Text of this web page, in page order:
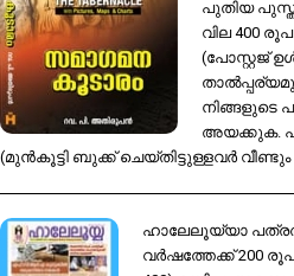
പുതിയ
വില 400
(പോസ്റ്റജ്
നിങ്ങളുടെ
അയക്കുക.
(മുൻകൂട്ടി ബുക്ക് ചെയ്തിട്ടുള്ളവർ
ഹാലേലൂയ്യാ
വർഷത്തേക്ക് 200